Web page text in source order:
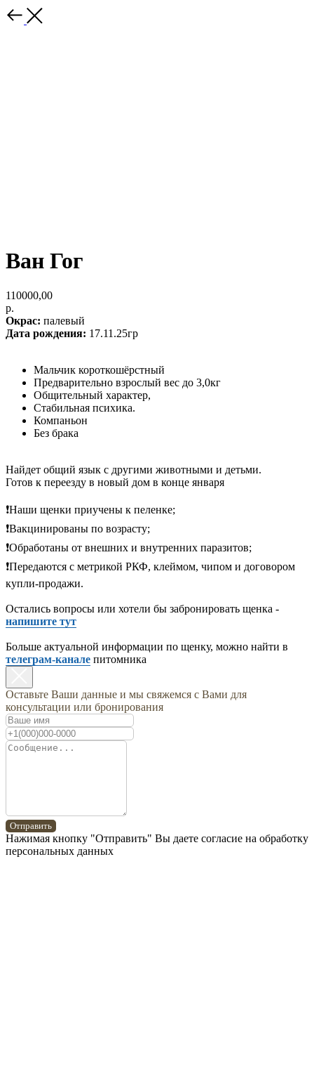
Ван Гог
110000,00
р.
Окрас: палевый
Дата рождения: 17.11.25гр
Мальчик короткошёрстный
Предварительно взрослый вес до 3,0кг
Общительный характер,
Стабильная психика.
Компаньон
Без брака
Найдет общий язык с другими животными и детьми.
Готов к переезду в новый дом в конце января
❗️Наши щенки приучены к пеленке;
❗️Вакцинированы по возрасту;
❗️Обработаны от внешних и внутренних паразитов;
❗️Передаются с метрикой РКФ, клеймом, чипом и договором
купли-продажи.
Остались вопросы или хотели бы забронировать щенка -
напишите тут
Больше актуальной информации по щенку, можно найти в
телеграм-канале питомника
Оставьте Ваши данные и мы свяжемся с Вами для
консультации или бронирования
Отправить
Нажимая кнопку "Отправить" Вы даете согласие на обработку
персональных данных